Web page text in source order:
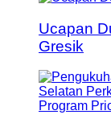
Ucapan
Gresik